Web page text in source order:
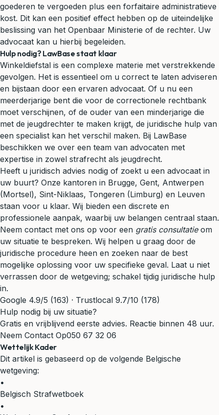
goederen te vergoeden plus een forfaitaire administratieve
kost. Dit kan een positief effect hebben op de uiteindelijke
beslissing van het Openbaar Ministerie of de rechter. Uw
advocaat kan u hierbij begeleiden.
Hulp nodig? LawBase staat klaar
Winkeldiefstal is een complexe materie met verstrekkende
gevolgen. Het is essentieel om u correct te laten adviseren
en bijstaan door een ervaren advocaat. Of u nu een
meerderjarige bent die voor de correctionele rechtbank
moet verschijnen, of de ouder van een minderjarige die
met de jeugdrechter te maken krijgt, de juridische hulp van
een specialist kan het verschil maken. Bij LawBase
beschikken we over een team van advocaten met
expertise in zowel strafrecht als jeugdrecht.
Heeft u juridisch advies nodig of zoekt u een advocaat in
uw buurt? Onze kantoren in Brugge, Gent, Antwerpen
(Mortsel), Sint-Niklaas, Tongeren (Limburg) en Leuven
staan voor u klaar. Wij bieden een discrete en
professionele aanpak, waarbij uw belangen centraal staan.
Neem contact met ons op voor een gratis consultatieom
uw situatie te bespreken. Wij helpen u graag door de
juridische procedure heen en zoeken naar de best
mogelijke oplossing voor uw specifieke geval. Laat u niet
verrassen door de wetgeving; schakel tijdig juridische hulp
in.
Google 4.9/5 (163) · Trustlocal 9.7/10 (178)
Hulp nodig bij uw situatie?
Gratis en vrijblijvend eerste advies. Reactie binnen 48 uur.
Neem Contact Op050 67 32 06
Wettelijk Kader
Dit artikel is gebaseerd op de volgende Belgische
wetgeving:
•
Belgisch Strafwetboek
•